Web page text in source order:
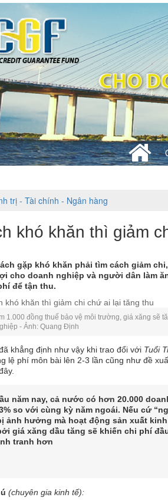
trị - Tài chính - Ngân hàng
khó khăn thì giảm
gặp khó khăn phải tìm cách giảm
cho doanh nghiệp và người dân làm
để tận thu.
1.000 đồng thuế bảo vệ môi trường, giá xăng sẽ
- Ảnh: Quang Định
khẳng định như vậy khi trao đổi với Tuổi
lệ phí môn bài lên 2-3 lần cũng như đề
năm nay, cả nước có hơn 20.000
so với cùng kỳ năm ngoái. Nếu cứ
ảnh hưởng mà hoạt động sản xuất
giá xăng dầu tăng sẽ khiến chi phí
tranh hơn
(chuyên gia kinh tế):